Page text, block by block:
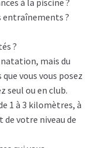
à la piscine ?
entraînements ?
?
natation, mais du
vous vous posez
seul ou en club.
1 à 3 kilomètres, à
votre niveau de